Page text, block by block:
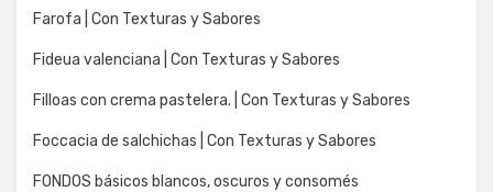
Farofa | Con Texturas y Sabores
Fideua valenciana | Con Texturas y Sabores
Filloas con crema pastelera. | Con Texturas y Sabores
Foccacia de salchichas | Con Texturas y Sabores
FONDOS básicos blancos, oscuros y consomés